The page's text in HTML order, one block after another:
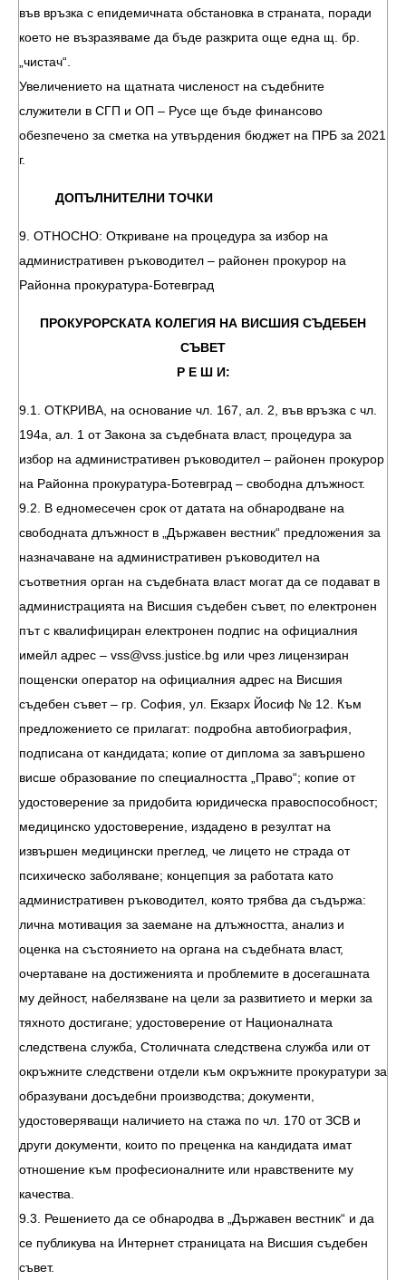
във връзка с епидемичната обстановка в страната, поради
което не възразяваме да бъде разкрита още една щ. бр.
„чистач“.
Увеличението на щатната численост на съдебните
служители в СГП и ОП – Русе ще бъде финансово
обезпечено за сметка на утвърдения бюджет на ПРБ за 2021
г.
ДОПЪЛНИТЕЛНИ ТОЧКИ
9. ОТНОСНО: Откриване на процедура за избор на
административен ръководител – районен прокурор на
Районна прокуратура-Ботевград
ПРОКУРОРСКАТА КОЛЕГИЯ НА ВИСШИЯ СЪДЕБЕН
СЪВЕТ
Р Е Ш И:
9.1. ОТКРИВА, на основание чл. 167, ал. 2, във връзка с чл.
194а, ал. 1 от Закона за съдебната власт, процедура за
избор на административен ръководител – районен прокурор
на Районна прокуратура-Ботевград – свободна длъжност.
9.2. В едномесечен срок от датата на обнародване на
свободната длъжност в „Държавен вестник“ предложения за
назначаване на административен ръководител на
съответния орган на съдебната власт могат да се подават в
администрацията на Висшия съдебен съвет, по електронен
път с квалифициран електронен подпис на официалния
имейл адрес – vss@vss.justice.bg или чрез лицензиран
пощенски оператор на официалния адрес на Висшия
съдебен съвет – гр. София, ул. Екзарх Йосиф № 12. Към
предложението се прилагат: подробна автобиография,
подписана от кандидата; копие от диплома за завършено
висше образование по специалността „Право“; копие от
удостоверение за придобита юридическа правоспособност;
медицинско удостоверение, издадено в резултат на
извършен медицински преглед, че лицето не страда от
психическо заболяване; концепция за работата като
административен ръководител, която трябва да съдържа:
лична мотивация за заемане на длъжността, анализ и
оценка на състоянието на органа на съдебната власт,
очертаване на достиженията и проблемите в досегашната
му дейност, набелязване на цели за развитието и мерки за
тяхното достигане; удостоверение от Националната
следствена служба, Столичната следствена служба или от
окръжните следствени отдели към окръжните прокуратури за
образувани досъдебни производства; документи,
удостоверяващи наличието на стажа по чл. 170 от ЗСВ и
други документи, които по преценка на кандидата имат
отношение към професионалните или нравствените му
качества.
9.3. Решението да се обнародва в „Държавен вестник“ и да
се публикува на Интернет страницата на Висшия съдебен
съвет.